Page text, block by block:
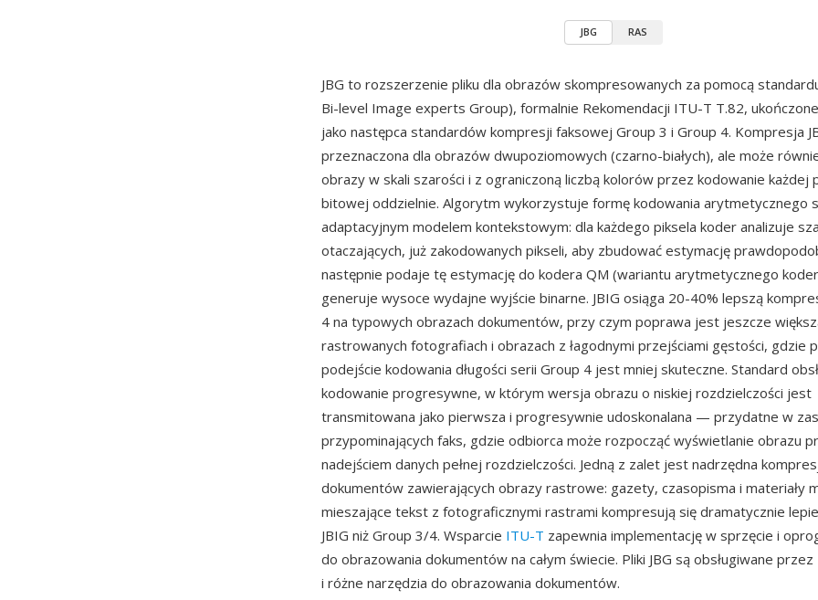
JBG RAS
JBG to rozszerzenie pliku dla obrazów skompresowanych za pomocą
Bi-level Image experts Group), formalnie Rekomendacji ITU-T T.82,
jako następca standardów kompresji faksowej Group 3 i Group 4. Kompresja
przeznaczona dla obrazów dwupoziomowych (czarno-białych), ale może
obrazy w skali szarości i z ograniczoną liczbą kolorów przez kodowanie każdej
bitowej oddzielnie. Algorytm wykorzystuje formę kodowania arytmetycznego
adaptacyjnym modelem kontekstowym: dla każdego piksela koder analizuje
otaczających, już zakodowanych pikseli, aby zbudować estymację
następnie podaje tę estymację do kodera QM (wariantu arytmetycznego
generuje wysoce wydajne wyjście binarne. JBIG osiąga 20-40% lepszą
4 na typowych obrazach dokumentów, przy czym poprawa jest jeszcze
rastrowanych fotografiach i obrazach z łagodnymi przejściami gęstości, gdzie
podejście kodowania długości serii Group 4 jest mniej skuteczne. Standard
kodowanie progresywne, w którym wersja obrazu o niskiej rozdzielczości jest
transmitowana jako pierwsza i progresywnie udoskonalana — przydatne w
przypominających faks, gdzie odbiorca może rozpocząć wyświetlanie obrazu
nadejściem danych pełnej rozdzielczości. Jedną z zalet jest nadrzędna
dokumentów zawierających obrazy rastrowe: gazety, czasopisma i materiały
mieszające tekst z fotograficznymi rastrami kompresują się dramatycznie
JBIG niż Group 3/4. Wsparcie ITU-T zapewnia implementację w sprzęcie i
do obrazowania dokumentów na całym świecie. Pliki JBG są obsługiwane
i różne narzędzia do obrazowania dokumentów.